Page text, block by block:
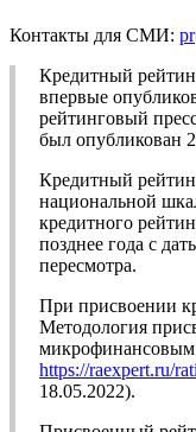
Контакты для СМИ:
Кредитный
впервые
рейтинговый
был опубликован
Кредитный
национальной
кредитного
позднее года с
пересмотра.
При присвоении
Методология
микрофинансовым
https://raexpert.ru/
18.05.2022).